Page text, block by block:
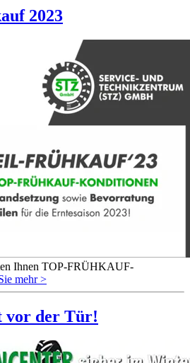
2023
Ihnen TOP-FRÜHKAUF-
mehr >
vor der Tür!